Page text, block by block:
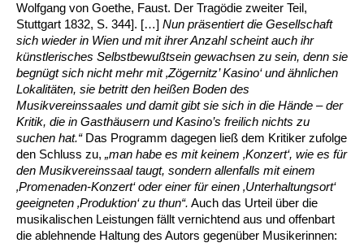
Wolfgang von Goethe, Faust. Der Tragödie zweiter Teil,
Stuttgart 1832, S. 344]. […] Nun präsentiert die Gesellschaft
sich wieder in Wien und mit ihrer Anzahl scheint auch ihr
künstlerisches Selbstbewußtsein gewachsen zu sein, denn sie
begnügt sich nicht mehr mit ‚Zögernitz’ Kasino‘ und ähnlichen
Lokalitäten, sie betritt den heißen Boden des
Musikvereinssaales und damit gibt sie sich in die Hände – der
Kritik, die in Gasthäusern und Kasino’s freilich nichts zu
suchen hat.“Das Programm dagegen ließ dem Kritiker zufolge
den Schluss zu, „man habe es mit keinem ‚Konzert‘, wie es für
den Musikvereinssaal taugt, sondern allenfalls mit einem
‚Promenaden-Konzert‘ oder einer für einen ‚Unterhaltungsort‘
geeigneten ‚Produktion‘ zu thun“. Auch das Urteil über die
musikalischen Leistungen fällt vernichtend aus und offenbart
die ablehnende Haltung des Autors gegenüber Musikerinnen: